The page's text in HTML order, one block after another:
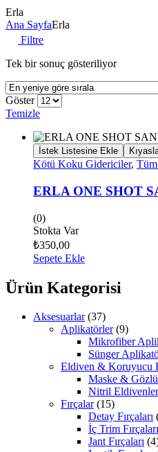
Erla
Ana SayfaErla
Filtre
Tek bir sonuç gösteriliyor
Göster
Temizle
İstek Listesine Ekle
Kötü Koku Gidericiler,
ERLA ONE SHOT
(0)
Stokta Var
₺350,00
Sepete Ekle
Ürün Kategorisi
Aksesuarlar (37)
Aplikatörler (9)
Mikrofiber
Sünger
Eldiven & Koruyucu
Maske &
Nitril Eldivenler
Fırçalar (15)
Detay Fırçaları
İç Trim Fırçaları
Jant Fırçaları